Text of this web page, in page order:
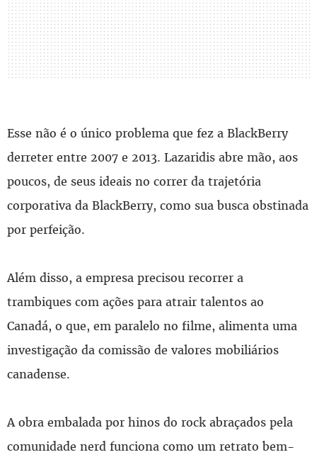
Esse não é o único problema que fez a BlackBerry
derreter entre 2007 e 2013. Lazaridis abre mão, aos
poucos, de seus ideais no correr da trajetória
corporativa da BlackBerry, como sua busca obstinada
por perfeição.
Além disso, a empresa precisou recorrer a
trambiques com ações para atrair talentos ao
Canadá, o que, em paralelo no filme, alimenta uma
investigação da comissão de valores mobiliários
canadense.
A obra embalada por hinos do rock abraçados pela
comunidade nerd funciona como um retrato bem-